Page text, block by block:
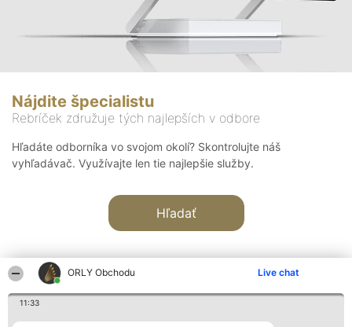
ORLY Obchodu Live chat
11:33
Nájdite špecialistu
Rebríček združuje tých najlepších v odbore
Hľadáte odborníka vo svojom okolí? Skontrolujte náš
vyhľadávač. Využívajte len tie najlepšie služby.
Hľadať